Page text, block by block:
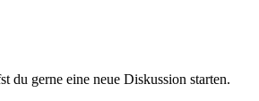
du gerne eine neue Diskussion starten.